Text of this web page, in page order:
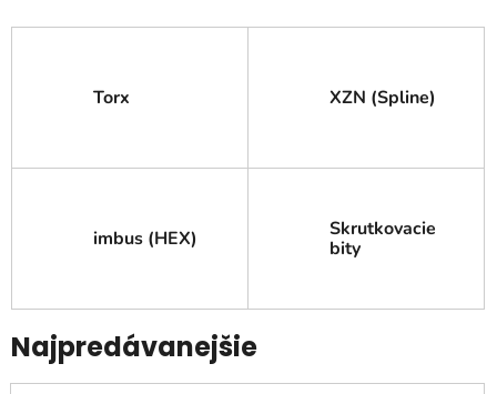
Torx XZN (Spline)
imbus (HEX)
Skrutkovacie
bity
Najpredávanejšie